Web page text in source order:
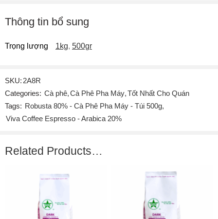
Thông tin bổ sung
Trọng lượng 1kg, 500gr
SKU:2A8R
Categories: Cà phê,Cà Phê Pha Máy,Tốt Nhất Cho Quán
Tags: Robusta 80% - Cà Phê Pha Máy - Túi 500g,
Viva Coffee Espresso - Arabica 20%
Related Products…